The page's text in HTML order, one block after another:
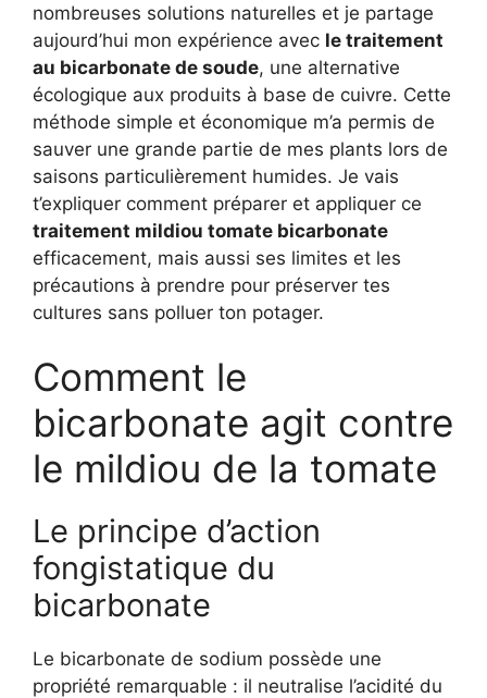
nombreuses solutions naturelles et je partage
aujourd’hui mon expérience avec le traitement
au bicarbonate de soude, une alternative
écologique aux produits à base de cuivre. Cette
méthode simple et économique m’a permis de
sauver une grande partie de mes plants lors de
saisons particulièrement humides. Je vais
t’expliquer comment préparer et appliquer ce
traitement mildiou tomate bicarbonate
efficacement, mais aussi ses limites et les
précautions à prendre pour préserver tes
cultures sans polluer ton potager.
Comment le
bicarbonate agit contre
le mildiou de la tomate
Le principe d’action
fongistatique du
bicarbonate
Le bicarbonate de sodium possède une
propriété remarquable : il neutralise l’acidité du